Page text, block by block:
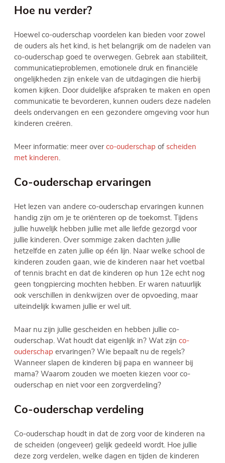
Hoe nu verder?
Hoewel co-ouderschap voordelen kan bieden voor zowel
de ouders als het kind, is het belangrijk om de nadelen van
co-ouderschap goed te overwegen. Gebrek aan stabiliteit,
communicatieproblemen, emotionele druk en financiële
ongelijkheden zijn enkele van de uitdagingen die hierbij
komen kijken. Door duidelijke afspraken te maken en open
communicatie te bevorderen, kunnen ouders deze nadelen
deels ondervangen en een gezondere omgeving voor hun
kinderen creëren.
Meer informatie: meer over co-ouderschap of scheiden
met kinderen.
Co-ouderschap ervaringen
Het lezen van andere co-ouderschap ervaringen kunnen
handig zijn om je te oriënteren op de toekomst. Tijdens
jullie huwelijk hebben jullie met alle liefde gezorgd voor
jullie kinderen. Over sommige zaken dachten jullie
hetzelfde en zaten jullie op één lijn. Naar welke school de
kinderen zouden gaan, wie de kinderen naar het voetbal
of tennis bracht en dat de kinderen op hun 12e echt nog
geen tongpiercing mochten hebben. Er waren natuurlijk
ook verschillen in denkwijzen over de opvoeding, maar
uiteindelijk kwamen jullie er wel uit.
Maar nu zijn jullie gescheiden en hebben jullie co-
ouderschap. Wat houdt dat eigenlijk in? Wat zijn co-
ouderschap ervaringen? Wie bepaalt nu de regels?
Wanneer slapen de kinderen bij papa en wanneer bij
mama? Waarom zouden we moeten kiezen voor co-
ouderschap en niet voor een zorgverdeling?
Co-ouderschap verdeling
Co-ouderschap houdt in dat de zorg voor de kinderen na
de scheiden (ongeveer) gelijk gedeeld wordt. Hoe jullie
deze zorg verdelen, welke dagen en tijden de kinderen